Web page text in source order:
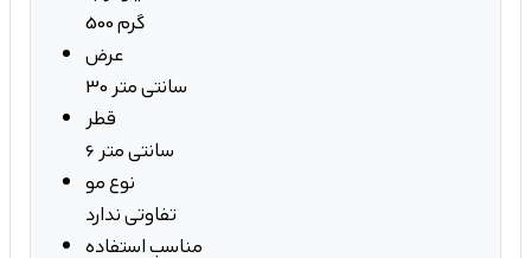
500 گرم
عرض
30 سانتی متر
قطر
6 سانتی متر
نوع مو
تفاوتی ندارد
مناسب استفاده